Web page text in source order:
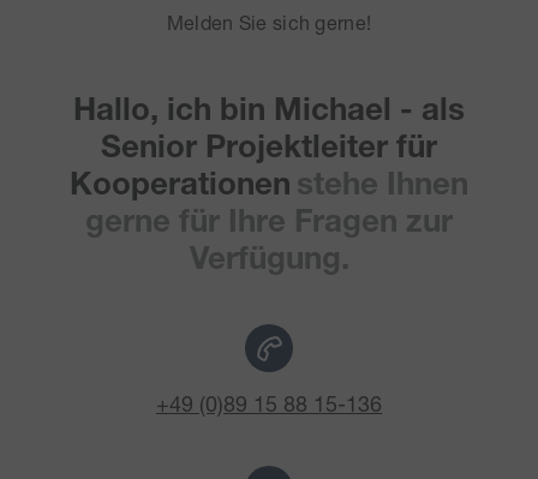
Melden Sie sich gerne!
Hallo, ich bin Michael - als
Senior Projektleiter für
Kooperationen stehe Ihnen
gerne für Ihre Fragen zur
Verfügung.
+49 (0)89 15 88 15-136